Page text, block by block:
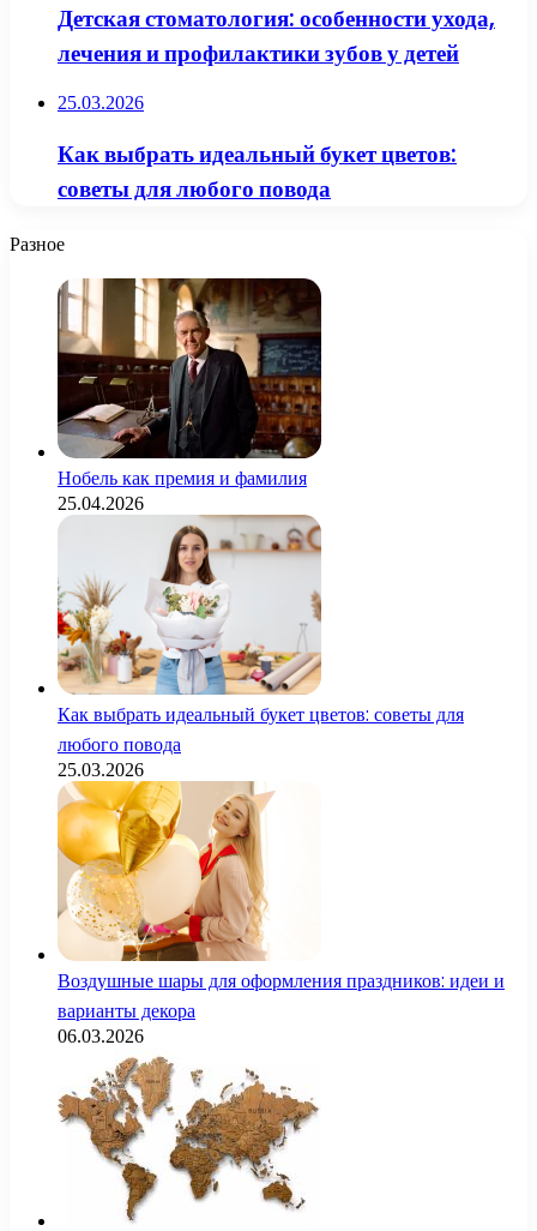
Детская стоматология: особенности ухода,
лечения и профилактики зубов у детей
25.03.2026
Как выбрать идеальный букет цветов:
советы для любого повода
Разное
Нобель как премия и фамилия
25.04.2026
Как выбрать идеальный букет цветов: советы для
любого повода
25.03.2026
Воздушные шары для оформления праздников: идеи и
варианты декора
06.03.2026